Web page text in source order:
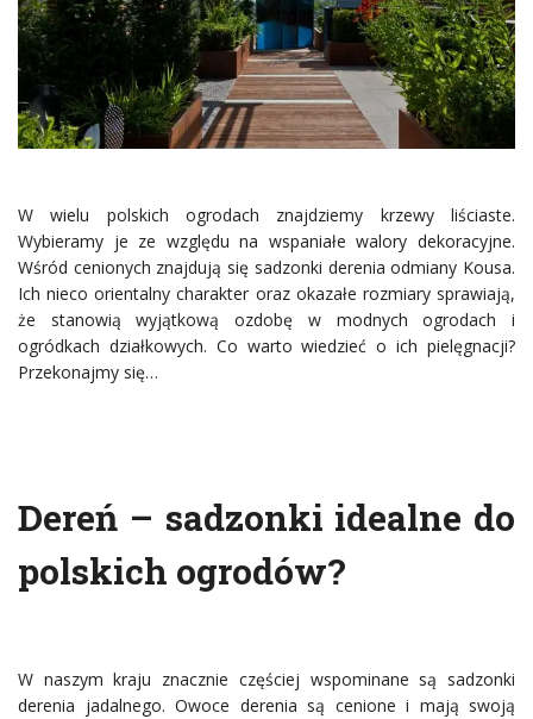
W wielu polskich ogrodach znajdziemy krzewy liściaste.
Wybieramy je ze względu na wspaniałe walory dekoracyjne.
Wśród cenionych znajdują się sadzonki derenia odmiany Kousa.
Ich nieco orientalny charakter oraz okazałe rozmiary sprawiają,
że stanowią wyjątkową ozdobę w modnych ogrodach i
ogródkach działkowych. Co warto wiedzieć o ich pielęgnacji?
Przekonajmy się…
Dereń – sadzonki idealne do
polskich ogrodów?
W naszym kraju znacznie częściej wspominane są sadzonki
derenia jadalnego. Owoce derenia są cenione i mają swoją